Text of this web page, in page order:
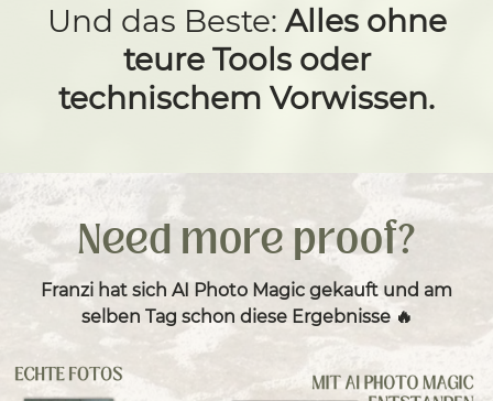
Und das Beste: Alles ohne
teure Tools oder
technischem Vorwissen.
Need more proof?
Franzi hat sich AI Photo Magic gekauft und am
selben Tag schon diese Ergebnisse 🔥